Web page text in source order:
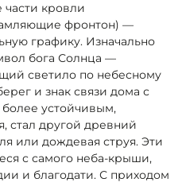
кровли
фронтон) —
графику. Изначально
бога Солнца —
светило по небесному
и знак связи дома с
устойчивым,
стал другой древний
или дождевая струя. Эти
с самого неба-крыши,
и благодати. С приходом